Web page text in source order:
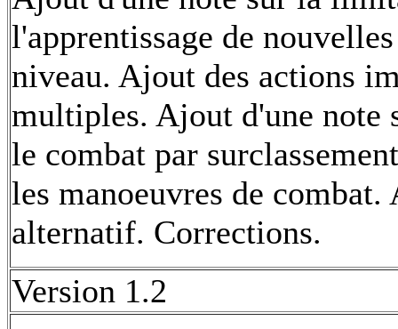
l'apprentissage de
niveau. Ajout des actions
multiples. Ajout d'une note
le combat par
les manoeuvres de
alternatif. Corrections.
Version 1.2